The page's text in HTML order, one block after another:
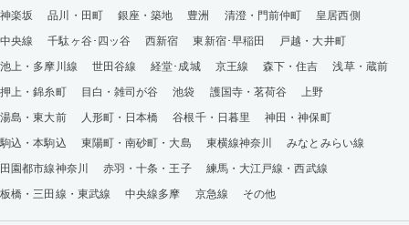
神楽坂
品川・田町 銀座・築地 豊洲 清澄・門前仲町
皇居西側
中央線
千駄ヶ谷･四ッ谷 西新宿 東新宿･早稲田
戸越・大井町
池上・多摩川線
世田谷線 経堂･成城 京王線 森下・住吉
浅草・蔵前
押上・錦糸町
目白・雑司が谷 池袋 護国寺・茗荷谷
上野
湯島・東大前
人形町・日本橋 谷根千・日暮里
神田・神保町
駒込・本駒込
東陽町・南砂町・大島 東横線神奈川
みなとみらい線
田園都市線神奈川
赤羽・十条・王子
練馬・大江戸線・西武線
板橋・三田線・東武線
中央線多摩 京急線 その他